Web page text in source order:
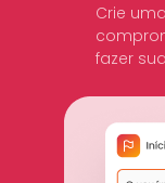
Crie
fazer